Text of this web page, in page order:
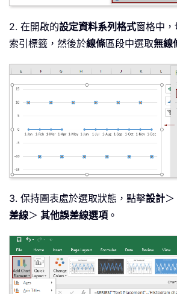
2. 在開啟的設定資料系列格式窗格中
索引標籤，然後於線條區段中選取無線
3. 保持圖表處於選取狀態，點擊設計＞
差線＞ 其他誤差線選項 。